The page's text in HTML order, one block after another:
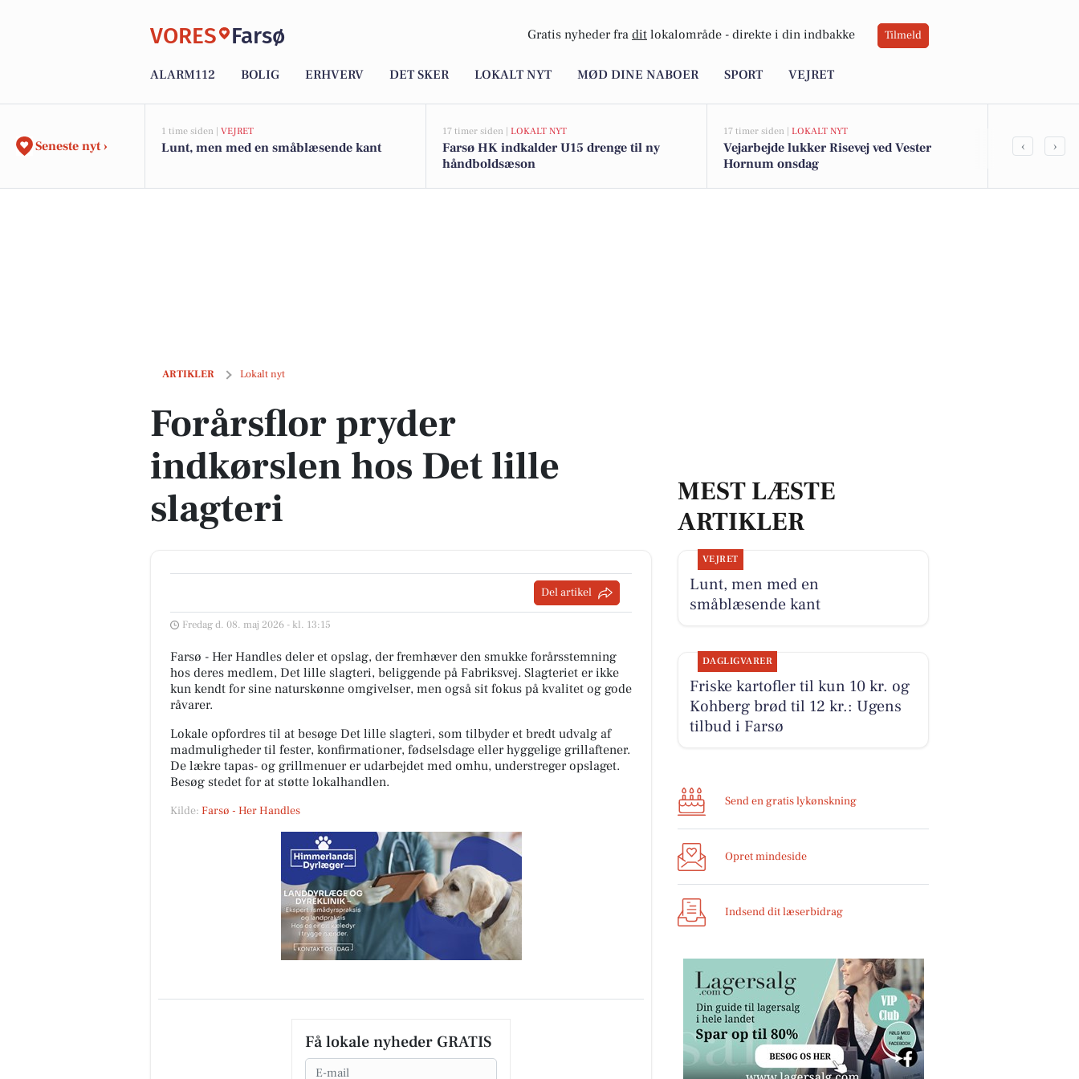
VORES Farsø Gratis nyheder fra dit lokalområde - direkte i din indbakke Tilmeld
ALARM112 BOLIG ERHVERV DET SKER LOKALT NYT MØD DINE NABOER SPORT VEJRET
Seneste nyt ›
1 time siden | VEJRET
Lunt, men med en småblæsende kant
17 timer siden | LOKALT NYT
Farsø HK indkalder U15 drenge til ny
håndboldsæson
17 timer siden | LOKALT NYT
Vejarbejde lukker Risevej ved Vester
Hornum onsdag
Top 6 over
‹ ›
ARTIKLER Lokalt nyt
Forårsflor pryder indkørslen hos Det lille slagteri
Forårsflor pryder
indkørslen hos Det lille
slagteri
Del artikel
Fredag d. 08. maj 2026 - kl. 13:15
Farsø - Her Handles deler et opslag, der fremhæver den smukke forårsstemning
hos deres medlem, Det lille slagteri, beliggende på Fabriksvej. Slagteriet er ikke
kun kendt for sine naturskønne omgivelser, men også sit fokus på kvalitet og gode
råvarer.
Lokale opfordres til at besøge Det lille slagteri, som tilbyder et bredt udvalg af
madmuligheder til fester, konfirmationer, fødselsdage eller hyggelige grillaftener.
De lækre tapas- og grillmenuer er udarbejdet med omhu, understreger opslaget.
Besøg stedet for at støtte lokalhandlen.
Kilde: Farsø - Her Handles
Få lokale nyheder GRATIS
Email
MEST LÆSTE
ARTIKLER
VEJRET
Lunt, men med en
småblæsende kant
DAGLIGVARER
Friske kartofler til kun 10 kr. og
Kohberg brød til 12 kr.: Ugens
tilbud i Farsø
Send en gratis lykønskning
Opret mindeside
Indsend dit læserbidrag